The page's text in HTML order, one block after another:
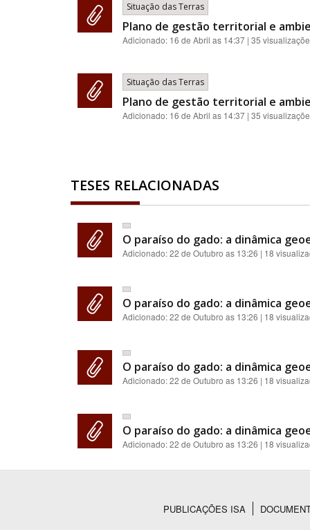
Situação das Terras
Plano de gestão territorial e
Adicionado: 16 de Abril as 14:37 | 35
Situação das Terras
Plano de gestão territorial e
Adicionado: 16 de Abril as 14:37 | 35
TESES RELACIONADAS
O paraíso do gado: a dinâmica
Adicionado:22 de Outubro as 13:26 | 18
O paraíso do gado: a dinâmica
Adicionado:22 de Outubro as 13:26 | 18
O paraíso do gado: a dinâmica
Adicionado:22 de Outubro as 13:26 | 18
O paraíso do gado: a dinâmica
Adicionado:22 de Outubro as 13:26 | 18
PUBLICAÇÕES ISA